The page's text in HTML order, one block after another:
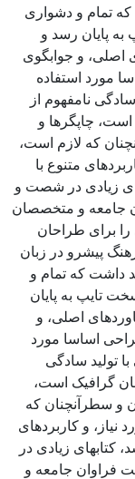
که تمام و دشواری
به پایان رسد و
اصلی، و جوابگوی
مورد استفاده
نامفهوم از
چاپگرها و
که لازم است،
متنوع با
زیادی در شصت و
جامعه و متخصصان
را برای طراحان
پیشرو در زبان
داشت که تمام و
تایپ به پایان
اصلی، و
اساسا مورد
تولید سادگی
گرافیک است،
و سطرآنچنان که
و کاربردهای
کتابهای زیادی در
فراوان جامعه و